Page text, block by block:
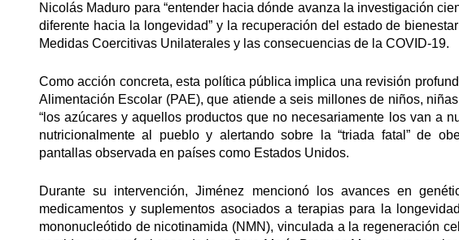
Nicolás Maduro para “entender hacia dónde avanza la investigación
diferente hacia la longevidad” y la recuperación del estado de
Medidas Coercitivas Unilaterales y las consecuencias de la COVID-19.
Como acción concreta, esta política pública implica una revisión
Alimentación Escolar (PAE), que atiende a seis millones de niños,
“los azúcares y aquellos productos que no necesariamente los van a
nutricionalmente al pueblo y alertando sobre la “triada fatal” de
pantallas observada en países como Estados Unidos.
Durante su intervención, Jiménez mencionó los avances en
medicamentos y suplementos asociados a terapias para la
mononucleótido de nicotinamida (NMN), vinculada a la regeneración